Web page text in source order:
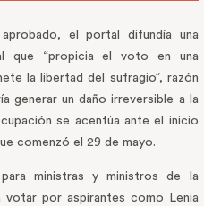
el portal difundía una
que “propicia el voto en una
la libertad del sufragio”, razón
generar un daño irreversible a la
se acentúa ante el inicio
comenzó el 29 de mayo.
ministras y ministros de la
por aspirantes como Lenia